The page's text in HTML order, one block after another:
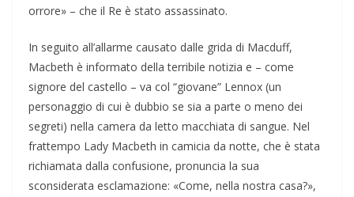
orrore» – che il Re è stato assassinato.
In seguito all’allarme causato dalle grida di Macduff,
Macbeth è informato della terribile notizia e – come
signore del castello – va col “giovane” Lennox (un
personaggio di cui è dubbio se sia a parte o meno dei
segreti) nella camera da letto macchiata di sangue. Nel
frattempo Lady Macbeth in camicia da notte, che è stata
richiamata dalla confusione, pronuncia la sua
sconsiderata esclamazione: «Come, nella nostra casa?»,